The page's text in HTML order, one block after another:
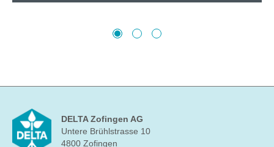
DELTA Zofingen AG
Untere Brühlstrasse 10
4800 Zofingen